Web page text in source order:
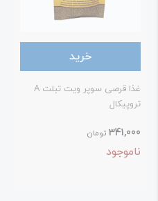
خرید
غذا قرصی سوپر ویت تبلت A
تومان